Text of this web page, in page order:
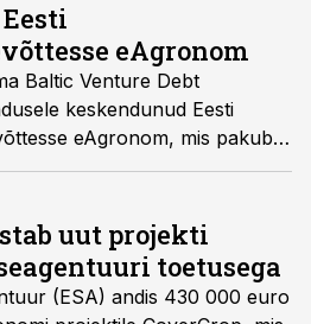
eAgronom
Baltic Venture Debt
keskendunud Eesti
eAgronom, mis pakub
kokku 14
uut projekti
toetusega
(ESA) andis 430 000 euro